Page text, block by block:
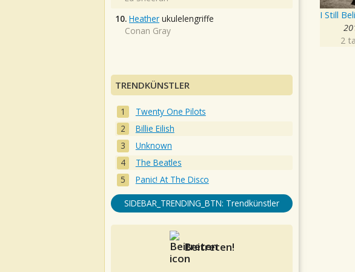
2
10. Heather ukulelengriffe
Conan Gray
TRENDKÜNSTLER
Twenty One Pilots
Billie Eilish
Unknown
The Beatles
Panic! At The Disco
SIDEBAR_TRENDING_BTN: Trendkünstler
Beitreten!